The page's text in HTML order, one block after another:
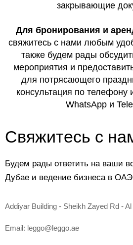
закрывающие
Для бронирования и
свяжитесь с нами любым
также будем рады
мероприятия и
для потрясающего
консультация по телефону
WhatsApp и
Свяжитесь с
Будем рады ответить на ваши
Дубае и ведение бизнеса в
Addiyar Building - Sheikh Zayed Rd -
Email: leggo@leggo.ae